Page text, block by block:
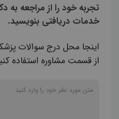
تجربه خود را از مراجعه به
خدمات دریافتی بنویسید.
اینجا محل درج سوالات
از قسمت مشاوره استفاده